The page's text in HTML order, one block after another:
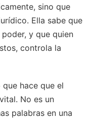
sino que
Ella sabe que
y que quien
controla la
hace que el
No es un
palabras en una